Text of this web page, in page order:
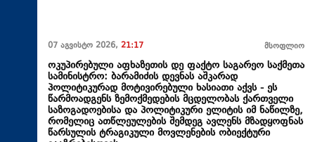
07 აგვისტო 2026, 21:17 მსოფლიო
ოკუპირებული აფხაზეთის დე ფაქტო საგარეო საქმეთა
სამინისტრო: ბარამიძის დევნას აშკარად
პოლიტიკურად მოტივირებული ხასიათი აქვს - ეს
წარმოადგენს ზემოქმედების მცდელობას ქართველი
საზოგადოებისა და პოლიტიკური ელიტის იმ ნაწილზე,
რომელიც ათწლეულების შემდეგ ავლენს მზადყოფნას
წარსულის ტრაგიკული მოვლენების ობიექტური